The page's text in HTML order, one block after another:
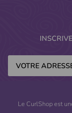
Le CurlShop est